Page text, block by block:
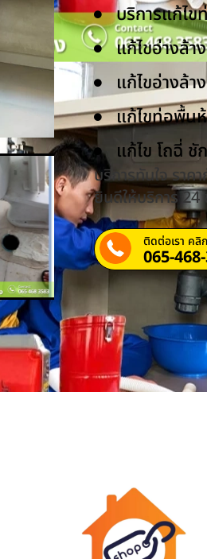
บริการแก้ไ
แก้ไขอ่างล้า
แก้ไขอ่างล้
แก้ไขท่อพื้น
แก้ไข โถฉี่ ชั
บริการทันใจ ราค
ยินดีให้บริการ 24
ติดต่อเรา คลิก
065-